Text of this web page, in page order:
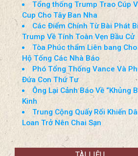
Tin Cuối Tuần (18-19-Jul-
Tây Ban Nha Vô Địch World
Thắng Ở Hiệp Phụ
Tổng thống Trump Trao Cúp
Cup Cho Tây Ban Nha
Các Điểm Chính Từ Bài Phát
Trump Về Tính Toàn Vẹn Bầu Cử
Tòa Phúc thẩm Liên bang Cho
Hộ Tống Các Nhà Báo
Phó Tổng Thống Vance Và
Đứa Con Thứ Tư
Ông Lại Cảnh Báo Về “Khủng